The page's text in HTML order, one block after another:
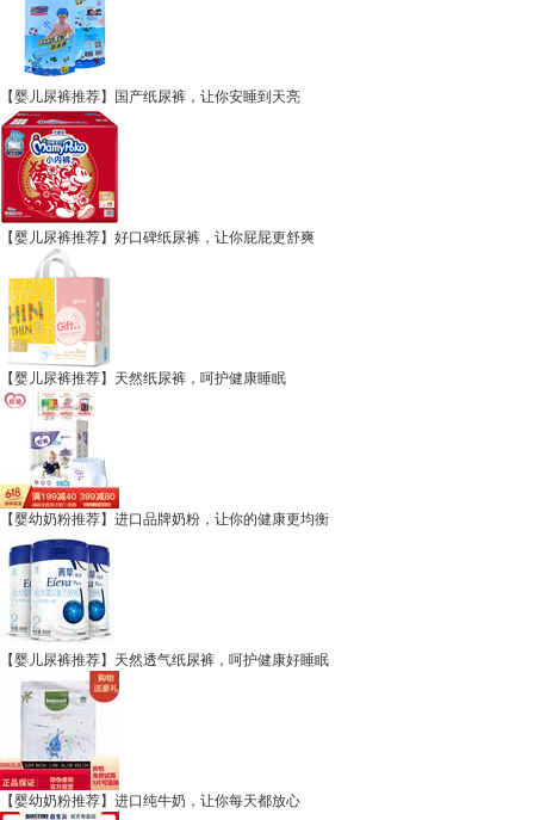
【婴儿尿裤推荐】国产纸尿裤，让你安睡到天亮
【婴儿尿裤推荐】好口碑纸尿裤，让你屁屁更舒爽
【婴儿尿裤推荐】天然纸尿裤，呵护健康睡眠
【婴幼奶粉推荐】进口品牌奶粉，让你的健康更均衡
【婴儿尿裤推荐】天然透气纸尿裤，呵护健康好睡眠
【婴幼奶粉推荐】进口纯牛奶，让你每天都放心